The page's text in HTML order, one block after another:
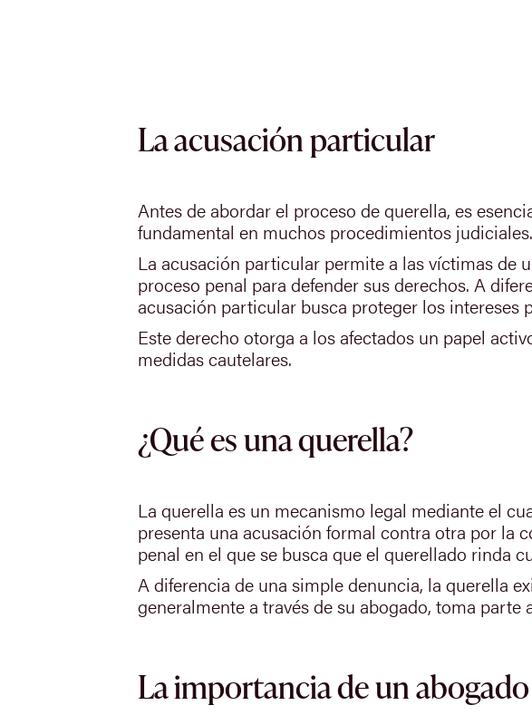
La acusación particular
Antes de abordar el proceso de querella, es
fundamental en muchos procedimientos judiciales.
La acusación particular permite a las víctimas de
proceso penal para defender sus derechos. A
acusación particular busca proteger los intereses
Este derecho otorga a los afectados un papel
medidas cautelares.
¿Qué es una querella?
La querella es un mecanismo legal mediante el
presenta una acusación formal contra otra por la
penal en el que se busca que el querellado rinda
A diferencia de una simple denuncia, la querella
generalmente a través de su abogado, toma parte
La importancia de un